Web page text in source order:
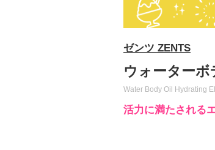
ゼンツ ZENTS
ウォーター
Water Body Oil Hydrating
活力に満たされる